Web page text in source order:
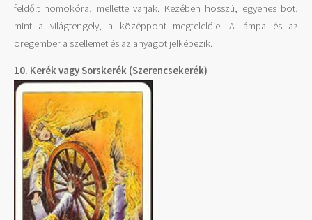
feldőlt homokóra, mellette varjak. Kezében hosszú, egyenes bot,
mint a világtengely, a középpont megfelelője. A lámpa és az
öregember a szellemet és az anyagot jelképezik.
10. Kerék vagy Sorskerék (Szerencsekerék)